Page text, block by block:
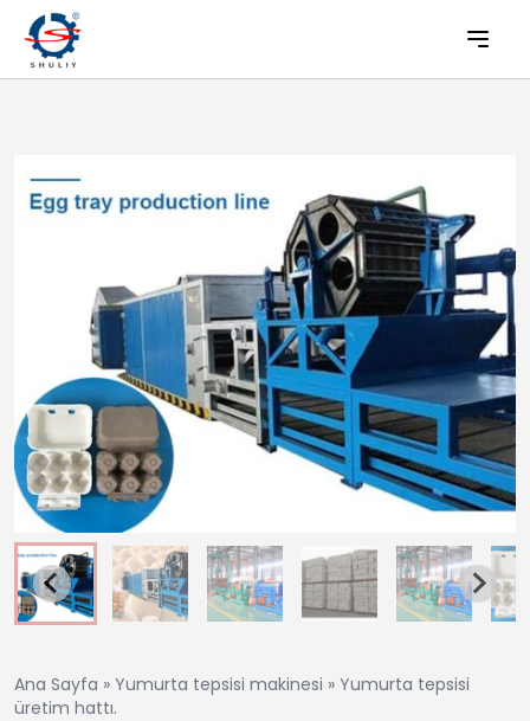
Ana Sayfa » Yumurta tepsisi makinesi » Yumurta tepsisi
üretim hattı.